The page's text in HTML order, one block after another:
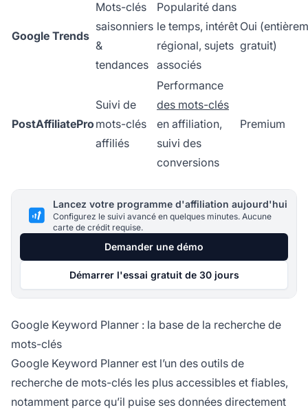
Google Trends
Mots-clés
saisonniers
&
tendances
Popularité dans
le temps, intérêt
régional, sujets
associés
Oui
gratuit)
PostAffiliatePro
Suivi de
mots-clés
affiliés
Performance
des mots-clés
en affiliation,
suivi des
conversions
Premium
Lancez votre programme d'affiliation aujourd'hui
Configurez le suivi avancé en quelques minutes. Aucune
carte de crédit requise.
Demander une démo
Démarrer l'essai gratuit de 30 jours
Google Keyword Planner : la base de la recherche de
mots-clés
Google Keyword Planner est l’un des outils de
recherche de mots-clés les plus accessibles et fiables,
notamment parce qu’il puise ses données directement